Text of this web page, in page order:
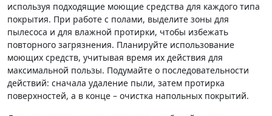
используя подходящие моющие средства для каждого типа
покрытия. При работе с полами, выделите зоны для
пылесоса и для влажной протирки, чтобы избежать
повторного загрязнения. Планируйте использование
моющих средств, учитывая время их действия для
максимальной пользы. Подумайте о последовательности
действий: сначала удаление пыли, затем протирка
поверхностей, а в конце – очистка напольных покрытий.